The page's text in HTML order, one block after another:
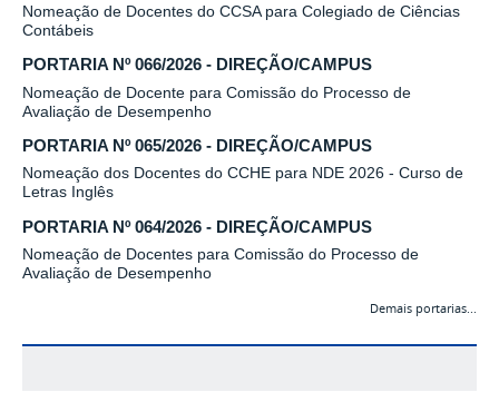
Nomeação de Docentes do CCSA para Colegiado de Ciências
Contábeis
PORTARIA Nº 066/2026 - DIREÇÃO/CAMPUS
Nomeação de Docente para Comissão do Processo de
Avaliação de Desempenho
PORTARIA Nº 065/2026 - DIREÇÃO/CAMPUS
Nomeação dos Docentes do CCHE para NDE 2026 - Curso de
Letras Inglês
PORTARIA Nº 064/2026 - DIREÇÃO/CAMPUS
Nomeação de Docentes para Comissão do Processo de
Avaliação de Desempenho
Demais portarias...